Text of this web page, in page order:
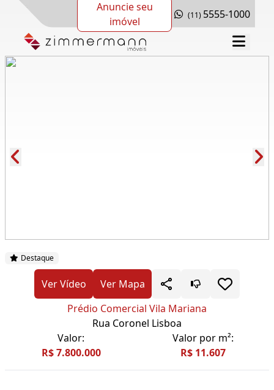
Anuncie seu
imóvel
(11) 5555-1000
Destaque
Ver Vídeo
Ver Mapa
Prédio Comercial Vila Mariana
Rua Coronel Lisboa
Valor:
R$ 7.800.000
Valor por m²:
R$ 11.607